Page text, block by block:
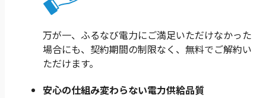
万が一、ふるなび電力にご満足いただけなかった
場合にも、契約期間の制限なく、無料でご解約い
ただけます。
安心の仕組み変わらない電力供給品質